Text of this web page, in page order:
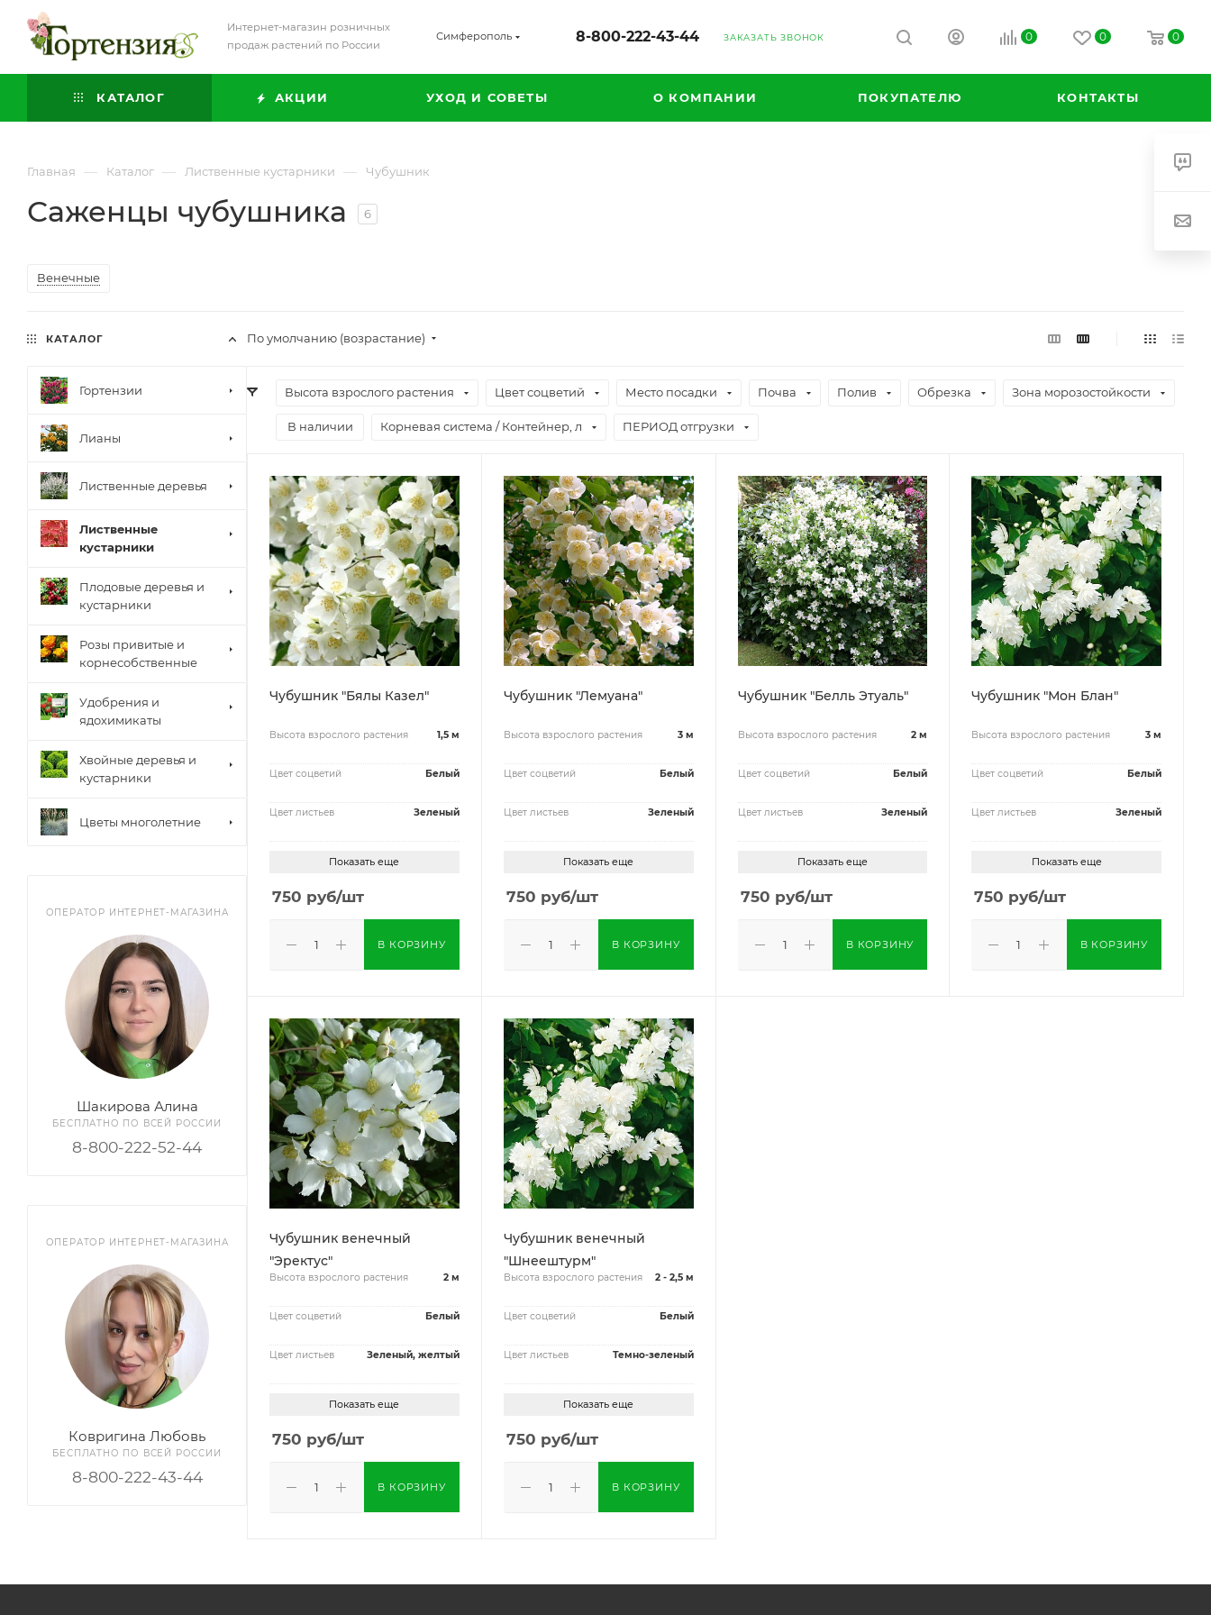
Интернет-магазин розничных
продаж растений по России
Симферополь 8-800-222-43-44 ЗАКАЗАТЬ ЗВОНОК 0 0 0
КАТАЛОГ АКЦИИ УХОД И СОВЕТЫ О КОМПАНИИ ПОКУПАТЕЛЮ КОНТАКТЫ
Главная — Каталог — Лиственные кустарники — Чубушник
Саженцы чубушника 6
Венечные
По умолчанию (возрастание)
Высота взрослого растения Цвет соцветий Место посадки Почва Полив Обрезка Зона морозостойкости
В наличии Корневая система / Контейнер, л ПЕРИОД отгрузки
Чубушник "Бялы Казел"
Высота взрослого растения 1,5 м
Цвет соцветий Белый
Цвет листьев Зеленый
Показать еще
750 руб/шт
В КОРЗИНУ
Чубушник "Лемуана"
Высота взрослого растения 3 м
Цвет соцветий Белый
Цвет листьев Зеленый
Показать еще
750 руб/шт
В КОРЗИНУ
Чубушник "Белль Этуаль"
Высота взрослого растения 2 м
Цвет соцветий Белый
Цвет листьев Зеленый
Показать еще
750 руб/шт
В КОРЗИНУ
Чубушник "Мон Блан"
Высота взрослого растения 3 м
Цвет соцветий Белый
Цвет листьев Зеленый
Показать еще
750 руб/шт
В КОРЗИНУ
Чубушник венечный
"Эректус"
Высота взрослого растения 2 м
Цвет соцветий Белый
Цвет листьев Зеленый, желтый
Показать еще
750 руб/шт
В КОРЗИНУ
Чубушник венечный
"Шнеештурм"
Высота взрослого растения 2 - 2,5 м
Цвет соцветий Белый
Цвет листьев Темно-зеленый
Показать еще
750 руб/шт
В КОРЗИНУ
КАТАЛОГ
Гортензии
Лианы
Лиственные деревья
Лиственные
кустарники
Плодовые деревья и
кустарники
Розы привитые и
корнесобственные
Удобрения и
ядохимикаты
Хвойные деревья и
кустарники
Цветы многолетние
ОПЕРАТОР ИНТЕРНЕТ-МАГАЗИНА
Шакирова Алина
БЕСПЛАТНО ПО ВСЕЙ РОССИИ
8-800-222-52-44
ОПЕРАТОР ИНТЕРНЕТ-МАГАЗИНА
Ковригина Любовь
БЕСПЛАТНО ПО ВСЕЙ РОССИИ
8-800-222-43-44